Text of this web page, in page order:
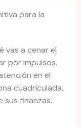
para la
vas a cenar el
por impulsos,
en el
cuadriculada,
sus finanzas.